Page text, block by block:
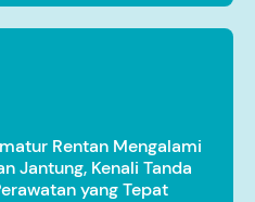
Rentan Mengalami
Jantung, Kenali Tanda
yang Tepat